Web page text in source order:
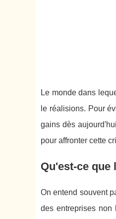
Le monde dans
le réalisions. Pour
gains dès
pour affronter cette
Qu'est-ce que
On entend souvent
des entreprises non